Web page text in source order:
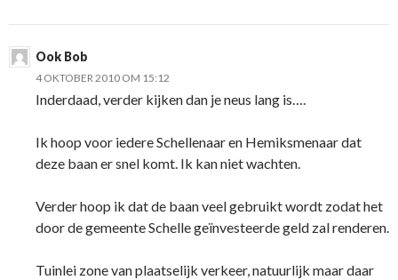
Ook Bob
4 OKTOBER 2010 OM 15:12
Inderdaad, verder kijken dan je neus lang is….
Ik hoop voor iedere Schellenaar en Hemiksmenaar dat
deze baan er snel komt. Ik kan niet wachten.
Verder hoop ik dat de baan veel gebruikt wordt zodat het
door de gemeente Schelle geïnvesteerde geld zal renderen.
Tuinlei zone van plaatselijk verkeer, natuurlijk maar daar